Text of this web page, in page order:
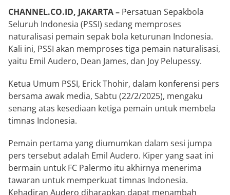
CHANNEL.CO.ID, JAKARTA – Persatuan Sepakbola
Seluruh Indonesia (PSSI) sedang memproses
naturalisasi pemain sepak bola keturunan Indonesia.
Kali ini, PSSI akan memproses tiga pemain naturalisasi,
yaitu Emil Audero, Dean James, dan Joy Pelupessy.
Ketua Umum PSSI, Erick Thohir, dalam konferensi pers
bersama awak media, Sabtu (22/2/2025), mengaku
senang atas kesediaan ketiga pemain untuk membela
timnas Indonesia.
Pemain pertama yang diumumkan dalam sesi jumpa
pers tersebut adalah Emil Audero. Kiper yang saat ini
bermain untuk FC Palermo itu akhirnya menerima
tawaran untuk memperkuat timnas Indonesia.
Kehadiran Audero diharapkan dapat menambah